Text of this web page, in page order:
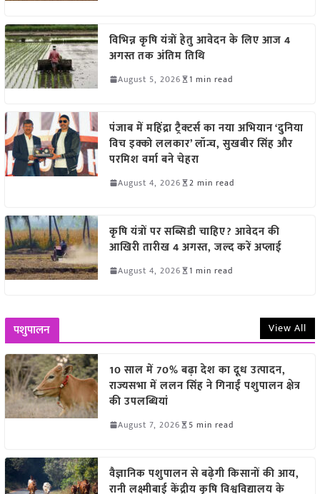
विभिन्न कृषि यंत्रों हेतु आवेदन के लिए आज 4
अगस्त तक अंतिम तिथि
August 5, 2026 1 min read
पंजाब में महिंद्रा ट्रैक्टर्स का नया अभियान ‘दुनिया
विच इक्को ललकार’ लॉन्च, सुखबीर सिंह और
परमिश वर्मा बने चेहरा
August 4, 2026 2 min read
कृषि यंत्रों पर सब्सिडी चाहिए? आवेदन की
आखिरी तारीख 4 अगस्त, जल्द करें अप्लाई
August 4, 2026 1 min read
पशुपालन View All
10 साल में 70% बढ़ा देश का दूध उत्पादन,
राज्यसभा में ललन सिंह ने गिनाईं पशुपालन क्षेत्र
की उपलब्धियां
August 7, 2026 5 min read
वैज्ञानिक पशुपालन से बढ़ेगी किसानों की आय,
रानी लक्ष्मीबाई केंद्रीय कृषि विश्वविद्यालय के